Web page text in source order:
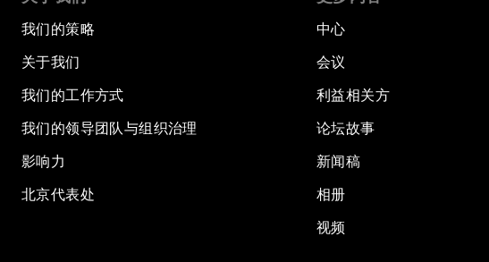
我们的策略
关于我们
我们的工作方式
我们的领导团队与组织治理
影响力
北京代表处
中心
会议
利益相关方
论坛故事
新闻稿
相册
视频